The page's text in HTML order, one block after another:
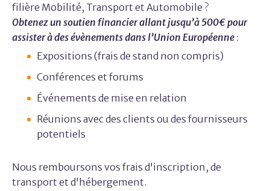
filière Mobilité, Transport et Automobile ?
Obtenez un soutien financier allant jusqu’à 500€ pour
assister à des évènements dans l’Union Européenne :
Expositions (frais de stand non compris)
Conférences et forums
Événements de mise en relation
Réunions avec des clients ou des fournisseurs
potentiels
Nous remboursons vos frais d'inscription, de
transport et d'hébergement.